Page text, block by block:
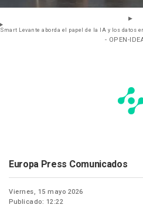
Smart Levante aborda el papel de la IA y los
- OPEN-
Europa Press Comunicados
Viernes, 15 mayo 2026
Publicado: 12:22